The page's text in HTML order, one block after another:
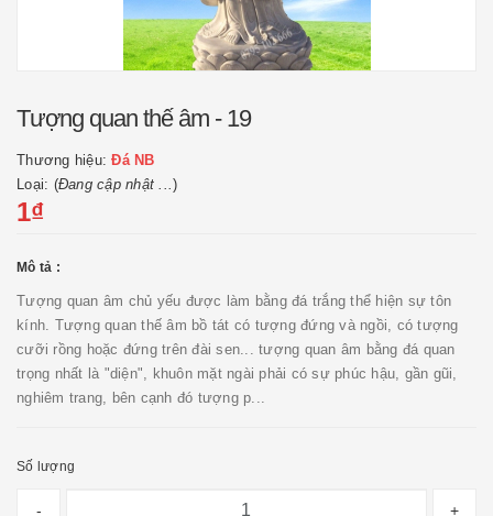
Tượng quan thế âm - 19
Thương hiệu:Đá NB
Loại: (Đang cập nhật ...)
1₫
Mô tả :
Tượng quan âm chủ yếu được làm bằng đá trắng thể hiện sự tôn
kính. Tượng quan thế âm bồ tát có tượng đứng và ngồi, có tượng
cưỡi rồng hoặc đứng trên đài sen... tượng quan âm bằng đá quan
trọng nhất là "diện", khuôn mặt ngài phải có sự phúc hậu, gần gũi,
nghiêm trang, bên cạnh đó tượng p...
Số lượng
- +